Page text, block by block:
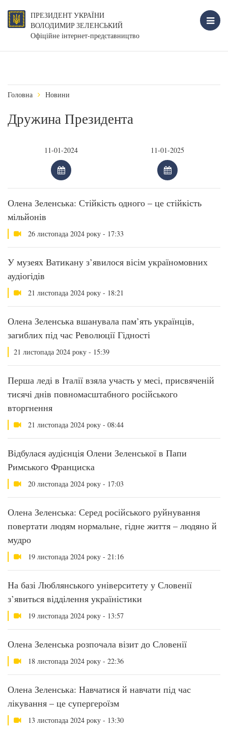
ПРЕЗИДЕНТ УКРАЇНИ
ВОЛОДИМИР ЗЕЛЕНСЬКИЙ
Офіційне інтернет-представництво
Головна Новини
Дружина Президента
Олена Зеленська: Стійкість одного – це стійкість
мільйонів
26 листопада 2024 року - 17:33
У музеях Ватикану з’явилося вісім україномовних
аудіогідів
21 листопада 2024 року - 18:21
Олена Зеленська вшанувала пам’ять українців,
загиблих під час Революції Гідності
21 листопада 2024 року - 15:39
Перша леді в Італії взяла участь у месі, присвяченій
тисячі днів повномасштабного російського
вторгнення
21 листопада 2024 року - 08:44
Відбулася аудієнція Олени Зеленської в Папи
Римського Франциска
20 листопада 2024 року - 17:03
Олена Зеленська: Серед російського руйнування
повертати людям нормальне, гідне життя – людяно й
мудро
19 листопада 2024 року - 21:16
На базі Люблянського університету у Словенії
з’явиться відділення україністики
19 листопада 2024 року - 13:57
Олена Зеленська розпочала візит до Словенії
18 листопада 2024 року - 22:36
Олена Зеленська: Навчатися й навчати під час
лікування – це супергероїзм
13 листопада 2024 року - 13:30